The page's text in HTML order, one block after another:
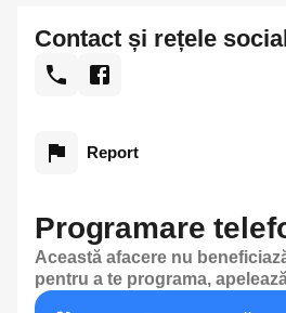
Programare
Această afacere nu
pentru a te programa,
Contact și rețele
Report